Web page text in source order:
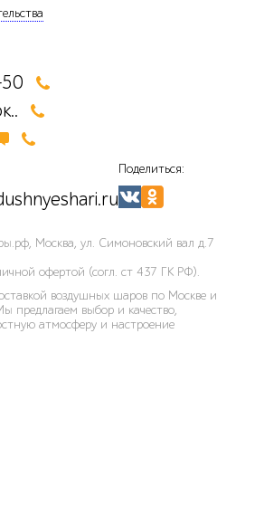
Поделиться:
, Москва, ул. Симоновский вал д.7
офертой (согл. ст 437 ГК РФ).
воздушных шаров по Москве и
предлагаем выбор и качество,
атмосферу и настроение